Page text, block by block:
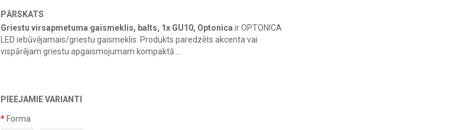
PĀRSKATS
Griestu virsapmetuma gaismeklis, balts, 1x GU10, Optonica ir OPTONICA
LED iebūvējamais/griestu gaismeklis. Produkts paredzēts akcenta vai
vispārējam griestu apgaismojumam kompaktā ...
PIEEJAMIE VARIANTI
Forma